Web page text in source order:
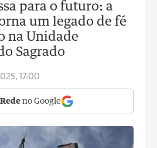
para o futuro: a
um legado de fé
na Unidade
Sagrado
17:00
no Google